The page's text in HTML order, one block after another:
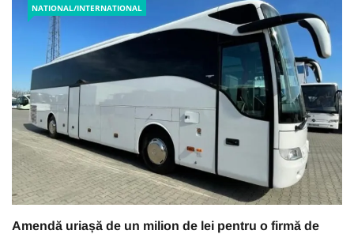
NATIONAL/INTERNATIONAL
Amendă uriașă de un milion de lei pentru o firmă de